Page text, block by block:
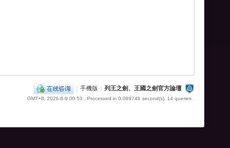
| 手機版 | 列王之劍、王國之劍官方論壇
GMT+8, 2026-8-9 00:53 , Processed in 0.089746 second(s), 14 queries .